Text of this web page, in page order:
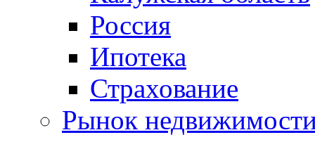
Россия
Ипотека
Страхование
Рынок